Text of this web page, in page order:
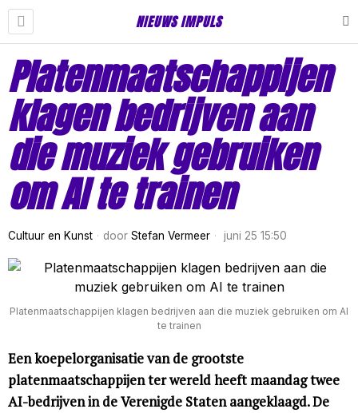
NIEUWS IMPULS
Platenmaatschappijen
klagen bedrijven aan
die muziek gebruiken
om AI te trainen
Cultuur en Kunst door Stefan Vermeer juni 25 15:50
Platenmaatschappijen klagen bedrijven aan die muziek gebruiken om AI
te trainen
Een koepelorganisatie van de grootste
platenmaatschappijen ter wereld heeft maandag twee
AI-bedrijven in de Verenigde Staten aangeklaagd. De